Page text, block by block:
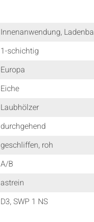
Innenanwendung,
1-schichtig
Europa
Eiche
Laubhölzer
durchgehend
geschliffen, roh
A/B
astrein
D3, SWP 1 NS